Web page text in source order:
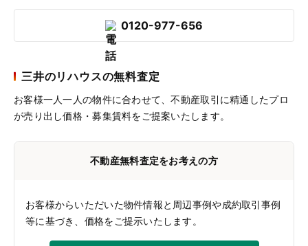
0120-977-656
三井のリハウスの無料査定
お客様一人一人の物件に合わせて、不動産取引に精通したプロ
が売り出し価格・募集賃料をご提案いたします。
不動産無料査定をお考えの方
お客様からいただいた物件情報と周辺事例や成約取引事例
等に基づき、価格をご提示いたします。